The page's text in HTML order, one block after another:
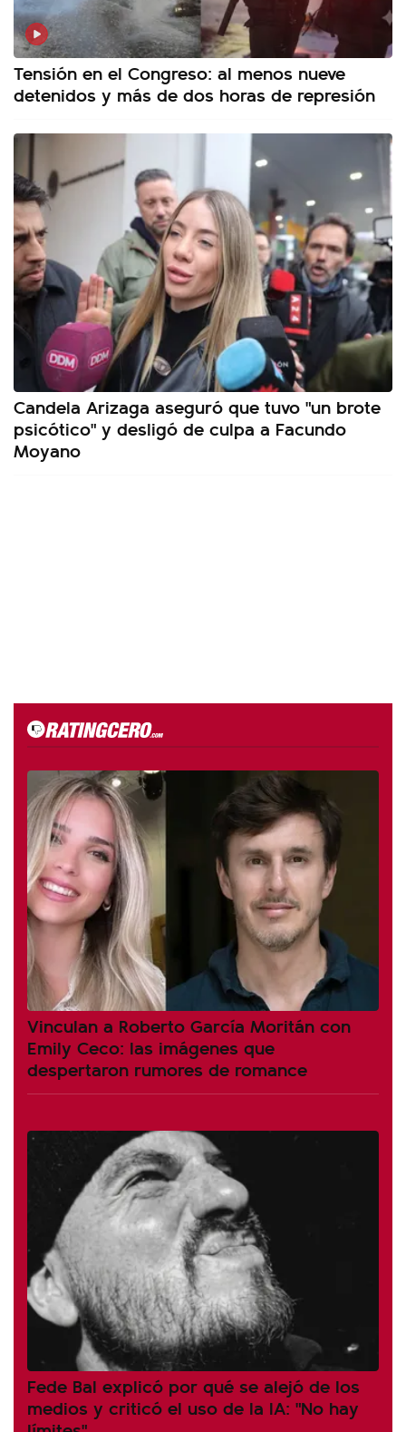
Tensión en el Congreso: al menos nueve
detenidos y más de dos horas de represión
Candela Arizaga aseguró que tuvo "un brote
psicótico" y desligó de culpa a Facundo
Moyano
Vinculan a Roberto García Moritán con
Emily Ceco: las imágenes que
despertaron rumores de romance
Fede Bal explicó por qué se alejó de los
medios y criticó el uso de la IA: "No hay